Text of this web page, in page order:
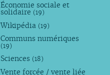
Économie sociale et
solidaire (19)
Wikipédia (19)
Communs numériques
(19)
Sciences (18)
Vente forcée / vente liée